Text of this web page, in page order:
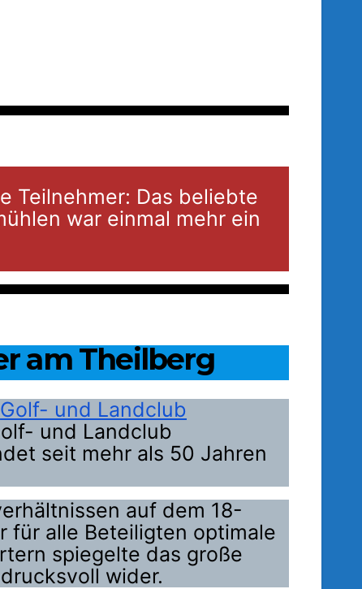
Teilnehmer: Das beliebte
war einmal mehr ein
am Theilberg
Golf- und Landclub
und Landclub
seit mehr als 50 Jahren
auf dem 18-
für alle Beteiligten optimale
spiegelte das große
wider.